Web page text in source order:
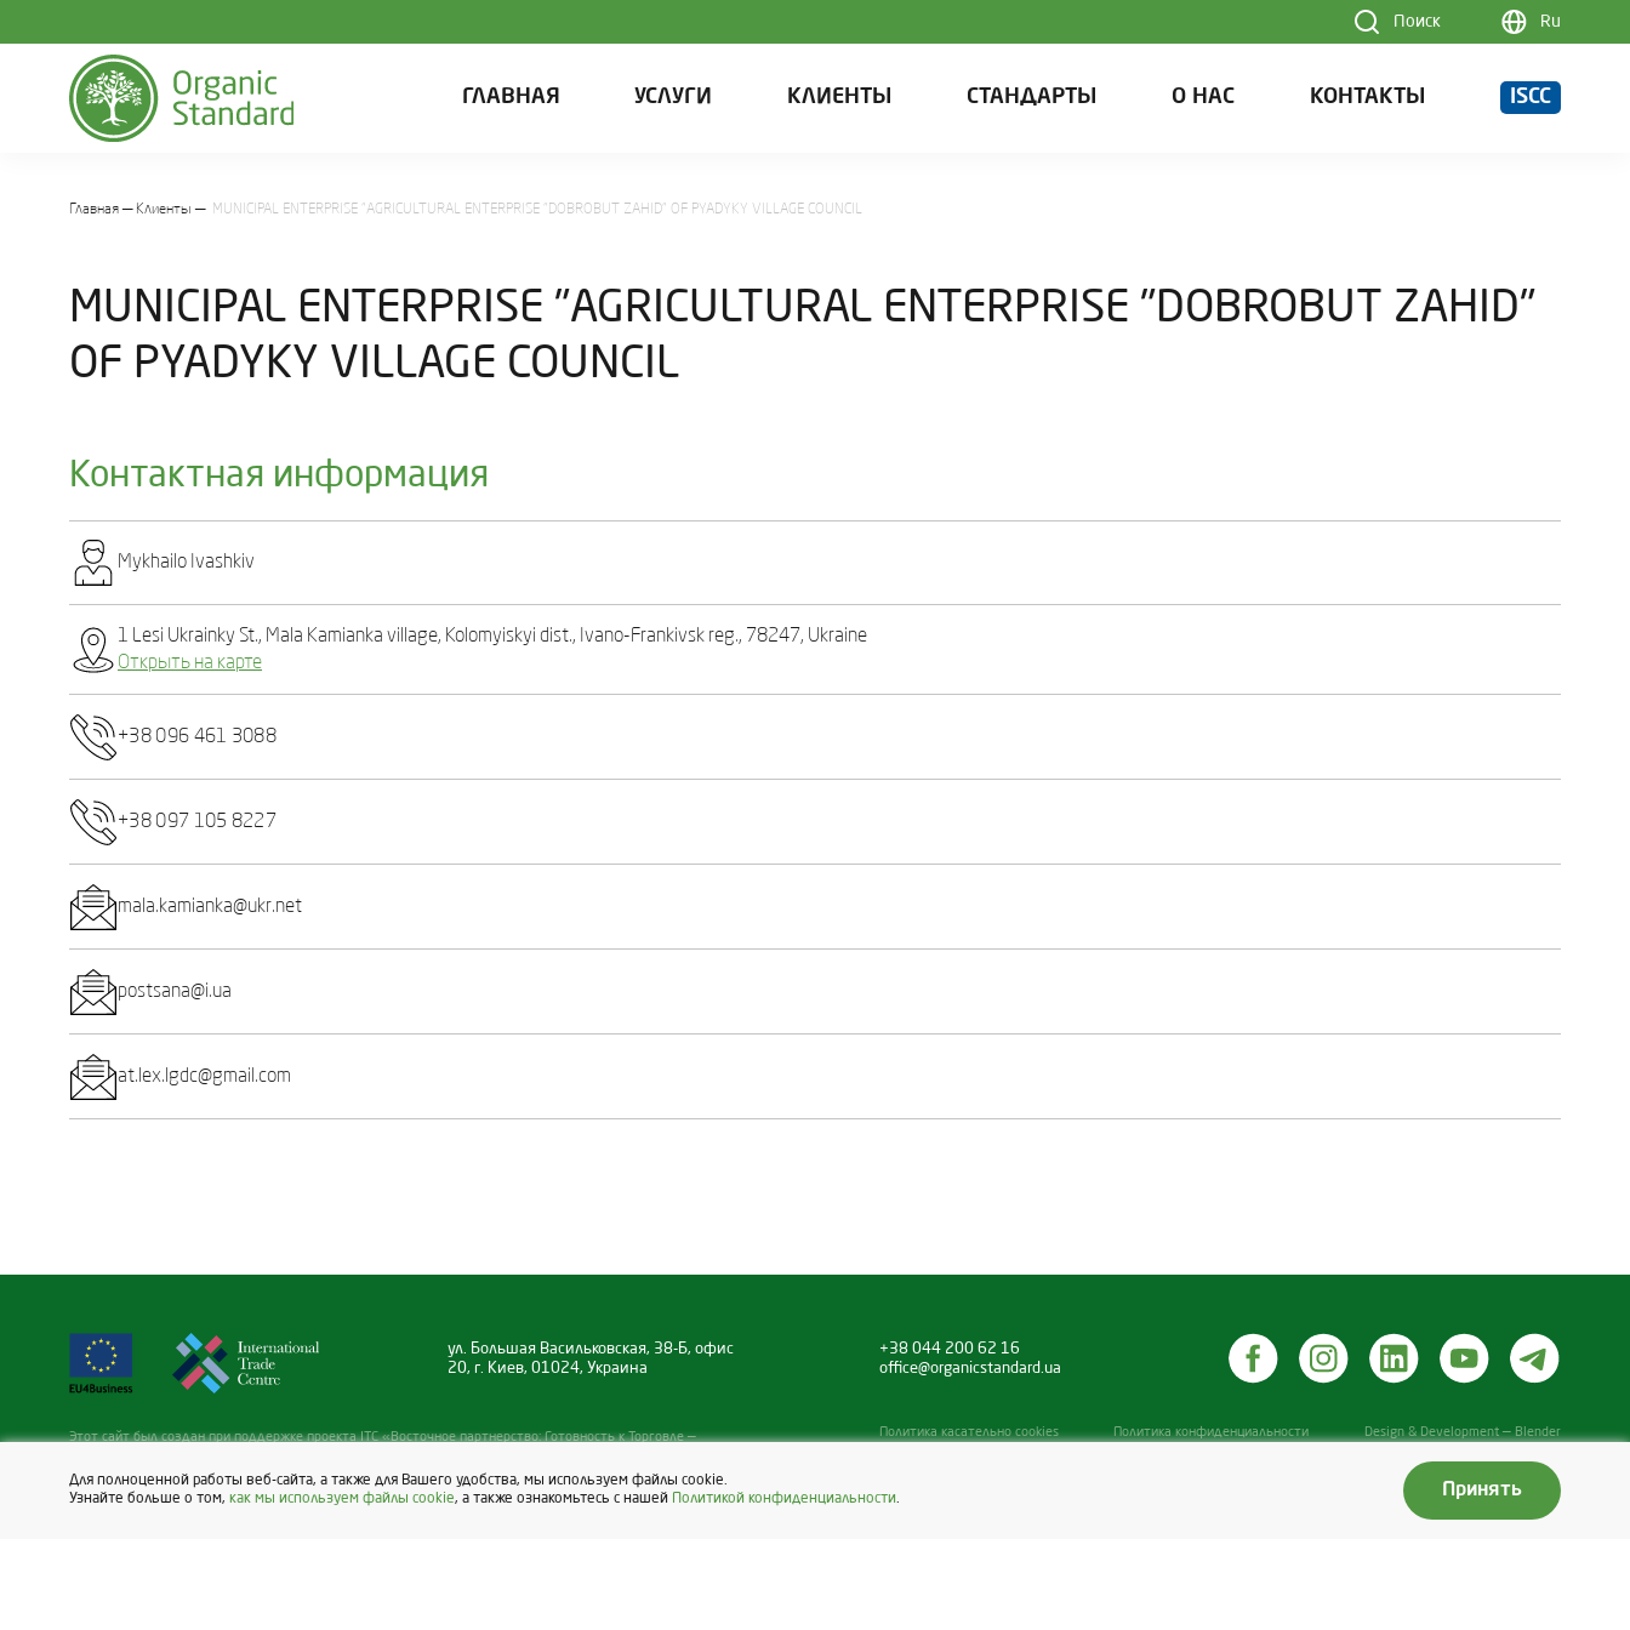
Поиск Ru
ГЛАВНАЯ УСЛУГИ КЛИЕНТЫ СТАНДАРТЫ О НАС КОНТАКТЫ ISCC
Главная Клиенты MUNICIPAL ENTERPRISE "AGRICULTURAL ENTERPRISE "DOBROBUT ZAHID" OF PYADYKY VILLAGE COUNCIL
MUNICIPAL ENTERPRISE "AGRICULTURAL ENTERPRISE "DOBROBUT ZAHID"
OF PYADYKY VILLAGE COUNCIL
Контактная информация
Mykhailo Ivashkіv
1 Lesi Ukrainky St., Mala Kamianka village, Kolomyiskyi dist., Ivano-Frankivsk reg., 78247, Ukraine
Открыть на карте
+38 096 461 3088
+38 097 105 8227
mala.kamianka@ukr.net
postsana@i.ua
at.lex.lgdc@gmail.com
ул. Большая Васильковская, 38-Б, офис
20, г. Киев, 01024, Украина
Этот сайт был создан при поддержке проекта ITC «Восточное партнерство: Готовность к Торговле —
Читать больше:
https://eu4business.eu/
+38 044 200 62 16
office@organicstandard.ua
Политика касательно cookies Политика конфиденциальности Design & Development — Blender
Для полноценной работы веб-сайта, а также для Вашего удобства, мы используем файлы cookie.
Узнайте больше о том, как мы используем файлы cookie, а также ознакомьтесь с нашей Политикой конфиденциальности. Принять